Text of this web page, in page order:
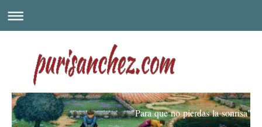
"Para que no pierdas la sonrisa"